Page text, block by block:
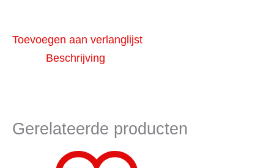
Toevoegen aan verlanglijst
Beschrijving
Gerelateerde producten